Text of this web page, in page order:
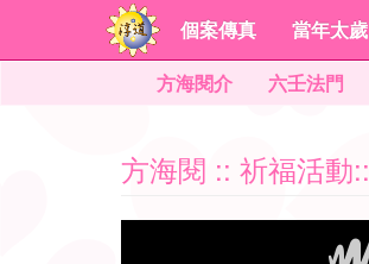
個案傳真 當年太歲
方海閱介
六壬法門
方海閱 :: 祈福活動::